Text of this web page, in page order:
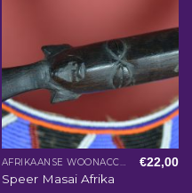
AFRIKAANSE WOONACCESSOIRES
Speer Masai Afrika
€22,00